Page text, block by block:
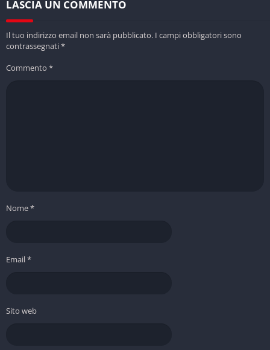
LASCIA UN COMMENTO
Il tuo indirizzo email non sarà pubblicato. I campi obbligatori sono
contrassegnati*
Commento *
Nome*
Email*
Sito web